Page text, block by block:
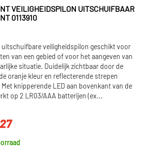
VEILIGHEIDSPILON UITSCHUIFBAAR
0113910
uitschuifbare veiligheidspilon geschikt voor
van een gebied of voor het aangeven van
situatie. Duidelijk zichtbaar door de
oranje kleur en reflecterende strepen
knipperende LED aan bovenkant van de
op 2 LR03/AAA batterijen (ex...